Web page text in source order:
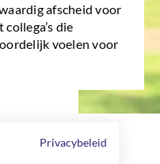
afscheid voor
die
voelen voor
Privacybeleid